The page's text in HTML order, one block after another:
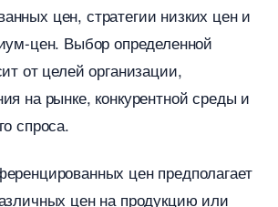
цен, стратегии низких цен и
цен.​ Выбор определенной
от целей организации,
на рынке, конкурентной среды и
спроса.​
цен предполагает
цен на продукцию или